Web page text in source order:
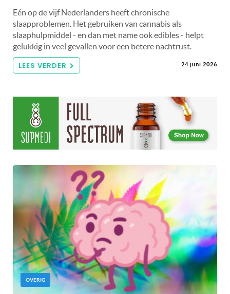
Eén op de vijf Nederlanders heeft chronische
slaapproblemen. Het gebruiken van cannabis als
slaaphulpmiddel - en dan met name ook edibles - helpt
gelukkig in veel gevallen voor een betere nachtrust.
LEES VERDER 24 juni 2026
OVERIG